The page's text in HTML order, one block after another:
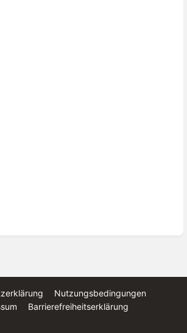
Nutzungsbedingungen
Barrierefreiheitserklärung